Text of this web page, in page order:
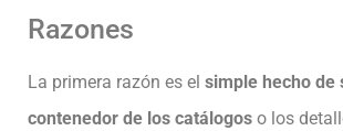
Razones
La primera razón es el simple hecho de
contenedor de los catálogos o los